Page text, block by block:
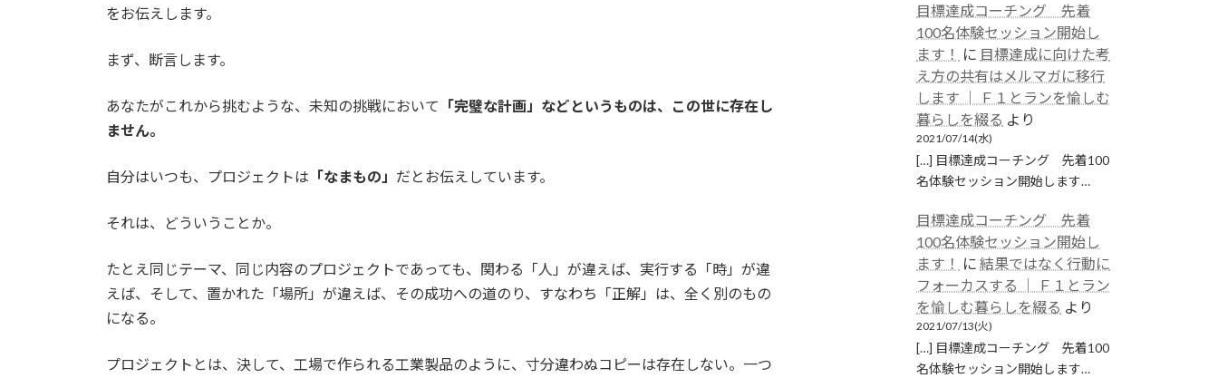
をお伝えします。
まず、断言します。
あなたがこれから挑むような、未知の挑戦において
「完璧な計画」などというものは、この世に存在し
ません。
自分はいつも、プロジェクトは 「なまもの」 だとお伝えしています。
それは、どういうことか。
たとえ同じテーマ、同じ内容のプロジェクトであっても、関わる「人」が違えば、実行する「時」が違
えば、そして、置かれた「場所」が違えば、その成功への道のり、すなわち「正解」は、全く別のもの
になる。
プロジェクトとは、決して、工場で作られる工業製品のように、寸分違わぬコピーは存在しない。一つ
目標達成コーチング 先着
100名体験セッション開始し
ます！
に 目標達成に向けた考
え方の共有はメルマガに移行
します │ Ｆ１とランを愉しむ
暮らしを綴る より
2021/07/14(水)
[…] 目標達成コーチング 先着100
名体験セッション開始します…
目標達成コーチング 先着
100名体験セッション開始し
ます！
に結果ではなく行動に
フォーカスする │ Ｆ１とラン
を愉しむ暮らしを綴る より
2021/07/13(火)
[…] 目標達成コーチング 先着100
名体験セッション開始します…